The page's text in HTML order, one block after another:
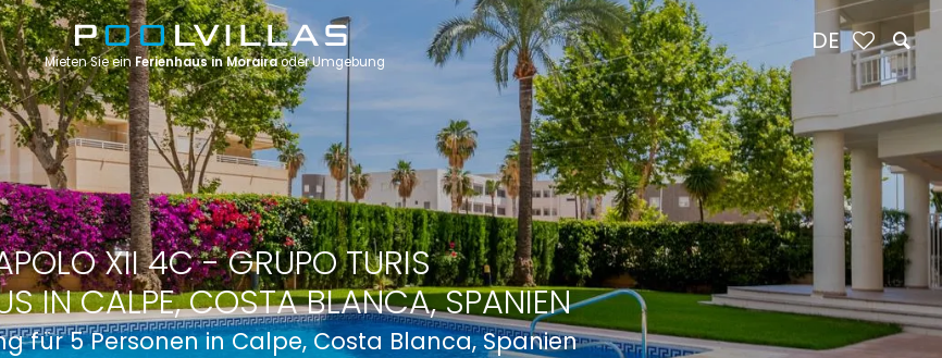
XII 4C - GRUPO TURIS
IN CALPE, COSTA BLANCA, SPANIEN
für 5 Personen in Calpe, Costa Blanca, Spanien
Mieten Sie ein Ferienhaus in Morairaoder Umgebung
DE